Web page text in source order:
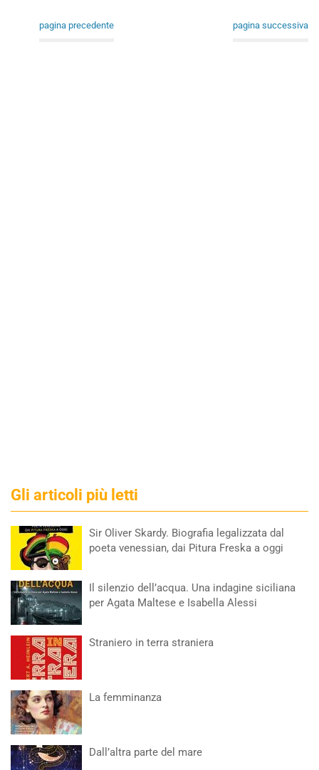
pagina precedente pagina successiva
Gli articoli più letti
Sir Oliver Skardy. Biografia legalizzata dal
poeta venessian, dai Pitura Freska a oggi
Il silenzio dell’acqua. Una indagine siciliana
per Agata Maltese e Isabella Alessi
Straniero in terra straniera
La femminanza
Dall’altra parte del mare